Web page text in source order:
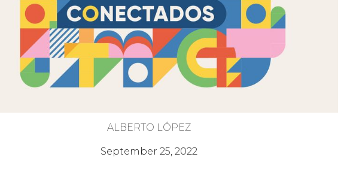
ALBERTO LÓPEZ
September 25, 2022